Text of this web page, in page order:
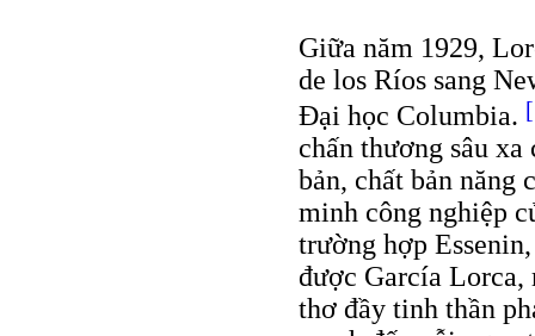
Giữa năm 1929,
de los Ríos sang
Đại học Columbia.
chấn thương sâu
bản, chất bản năng
minh công nghiệp
trường hợp
được García Lorca,
thơ đầy tinh thần